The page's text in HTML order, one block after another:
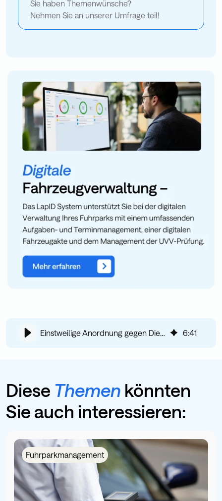
Sie haben Themenwünsche?
Nehmen Sie an unserer Umfrage teil!
Einstweilige Anordnung gegen Diesel-Fahrverbot 6:41
Diese Themen könnten
Sie auch interessieren:
Fuhrparkmanagement